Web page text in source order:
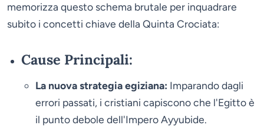
memorizza questo schema brutale per inquadrare
subito i concetti chiave della Quinta Crociata:
Cause Principali:
La nuova strategia egiziana: Imparando dagli
errori passati, i cristiani capiscono che l'Egitto è
il punto debole dell'Impero Ayyubide.